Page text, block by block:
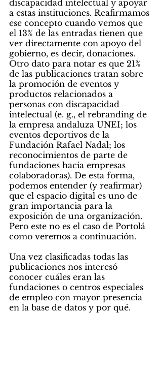
discapacidad intelectual y apoyar
a estas instituciones. Reafirmamos
ese concepto cuando vemos que
el 13% de las entradas tienen que
ver directamente con apoyo del
gobierno, es decir, donaciones.
Otro dato para notar es que 21%
de las publicaciones tratan sobre
la promoción de eventos y
productos relacionados a
personas con discapacidad
intelectual (e. g., el rebranding de
la empresa andaluza UNEI; los
eventos deportivos de la
Fundación Rafael Nadal; los
reconocimientos de parte de
fundaciones hacia empresas
colaboradoras). De esta forma,
podemos entender (y reafirmar)
que el espacio digital es uno de
gran importancia para la
exposición de una organización.
Pero este no es el caso de Portolá
como veremos a continuación.
Una vez clasificadas todas las
publicaciones nos interesó
conocer cuáles eran las
fundaciones o centros especiales
de empleo con mayor presencia
en la base de datos y por qué.